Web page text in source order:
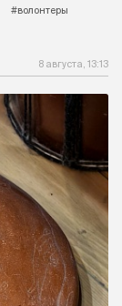
#волонтеры
8 августа, 13:13